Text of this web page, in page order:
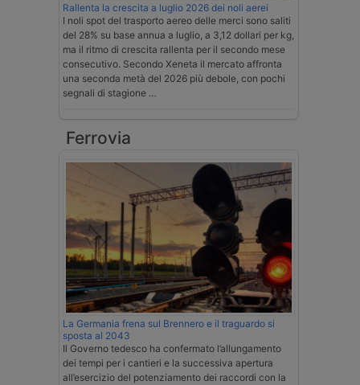
Rallenta la crescita a luglio 2026 dei noli aerei
I noli spot del trasporto aereo delle merci sono saliti
del 28% su base annua a luglio, a 3,12 dollari per kg,
ma il ritmo di crescita rallenta per il secondo mese
consecutivo. Secondo Xeneta il mercato affronta
una seconda metà del 2026 più debole, con pochi
segnali di stagione …
Ferrovia
La Germania frena sul Brennero e il traguardo si
sposta al 2043
Il Governo tedesco ha confermato l’allungamento
dei tempi per i cantieri e la successiva apertura
all’esercizio del potenziamento dei raccordi con la